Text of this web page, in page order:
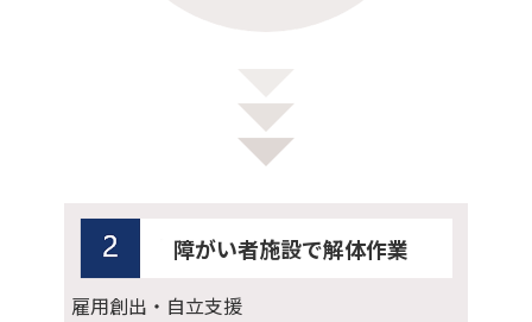
障がい者施設で解体作業
雇用創出・自立支援